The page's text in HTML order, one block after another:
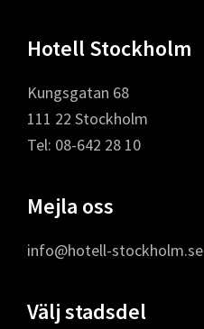
Footer
Hotell Stockholm
Kungsgatan 68
111 22 Stockholm
Tel: 08-642 28 10
Mejla oss
info@hotell-stockholm.se
Välj stadsdel